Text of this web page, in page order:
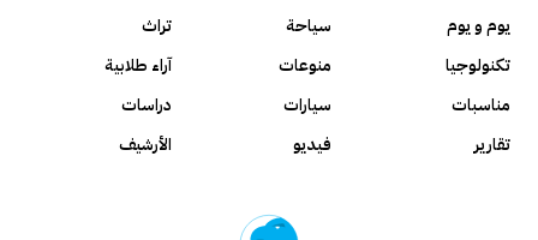
يوم و يوم
سياحة
تراث
تكنولوجيا
منوعات
آراء طلابية
مناسبات
سيارات
دراسات
تقارير
فيديو الأرشيف